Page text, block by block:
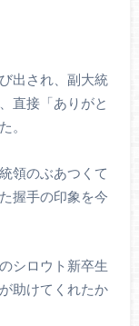
出され、副大統
直接「ありがと
。
領のぶあつくて
握手の印象を今
シロウト新卒生
助けてくれたか